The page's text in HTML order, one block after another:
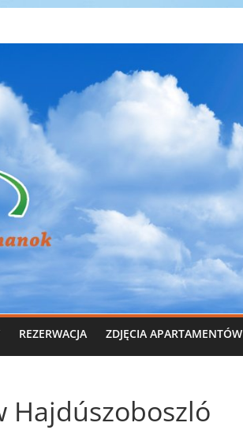
REZERWACJA ZDJĘCIA APARTAMENTÓW
Hajdúszoboszló